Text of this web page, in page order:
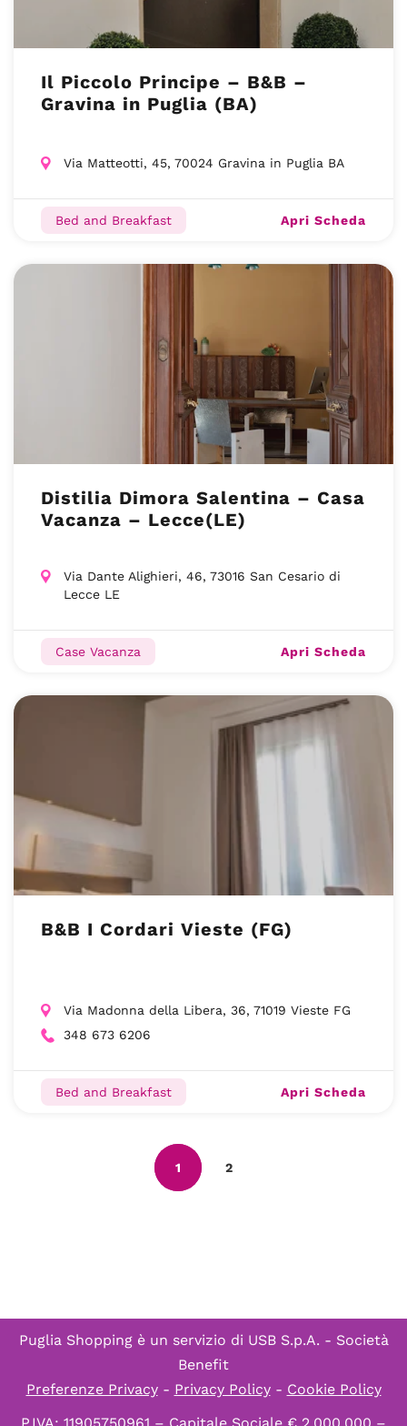
Il Piccolo Principe – B&B –
Gravina in Puglia (BA)
Via Matteotti, 45, 70024 Gravina in Puglia BA
Bed and Breakfast Apri Scheda
Distilia Dimora Salentina – Casa
Vacanza – Lecce(LE)
Via Dante Alighieri, 46, 73016 San Cesario di
Lecce LE
Case Vacanza Apri Scheda
B&B I Cordari Vieste (FG)
Via Madonna della Libera, 36, 71019 Vieste FG
348 673 6206
Bed and Breakfast Apri Scheda
1 2
Puglia Shopping è un servizio di USB S.p.A. - Società
Benefit
Preferenze Privacy- Privacy Policy- Cookie Policy